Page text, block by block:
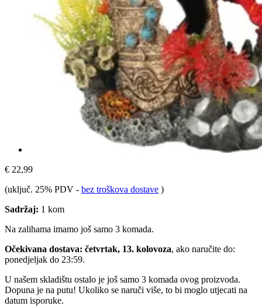
€ 22,99
(uključ. 25% PDV - bez troškova dostave )
Sadržaj: 1 kom
Na zalihama imamo još samo 3 komada.
Očekivana dostava: četvrtak, 13. kolovoza, ako naručite do:
ponedjeljak do 23:59.
U našem skladištu ostalo je još samo 3 komada ovog proizvoda.
Dopuna je na putu! Ukoliko se naruči više, to bi moglo utjecati na
datum isporuke.